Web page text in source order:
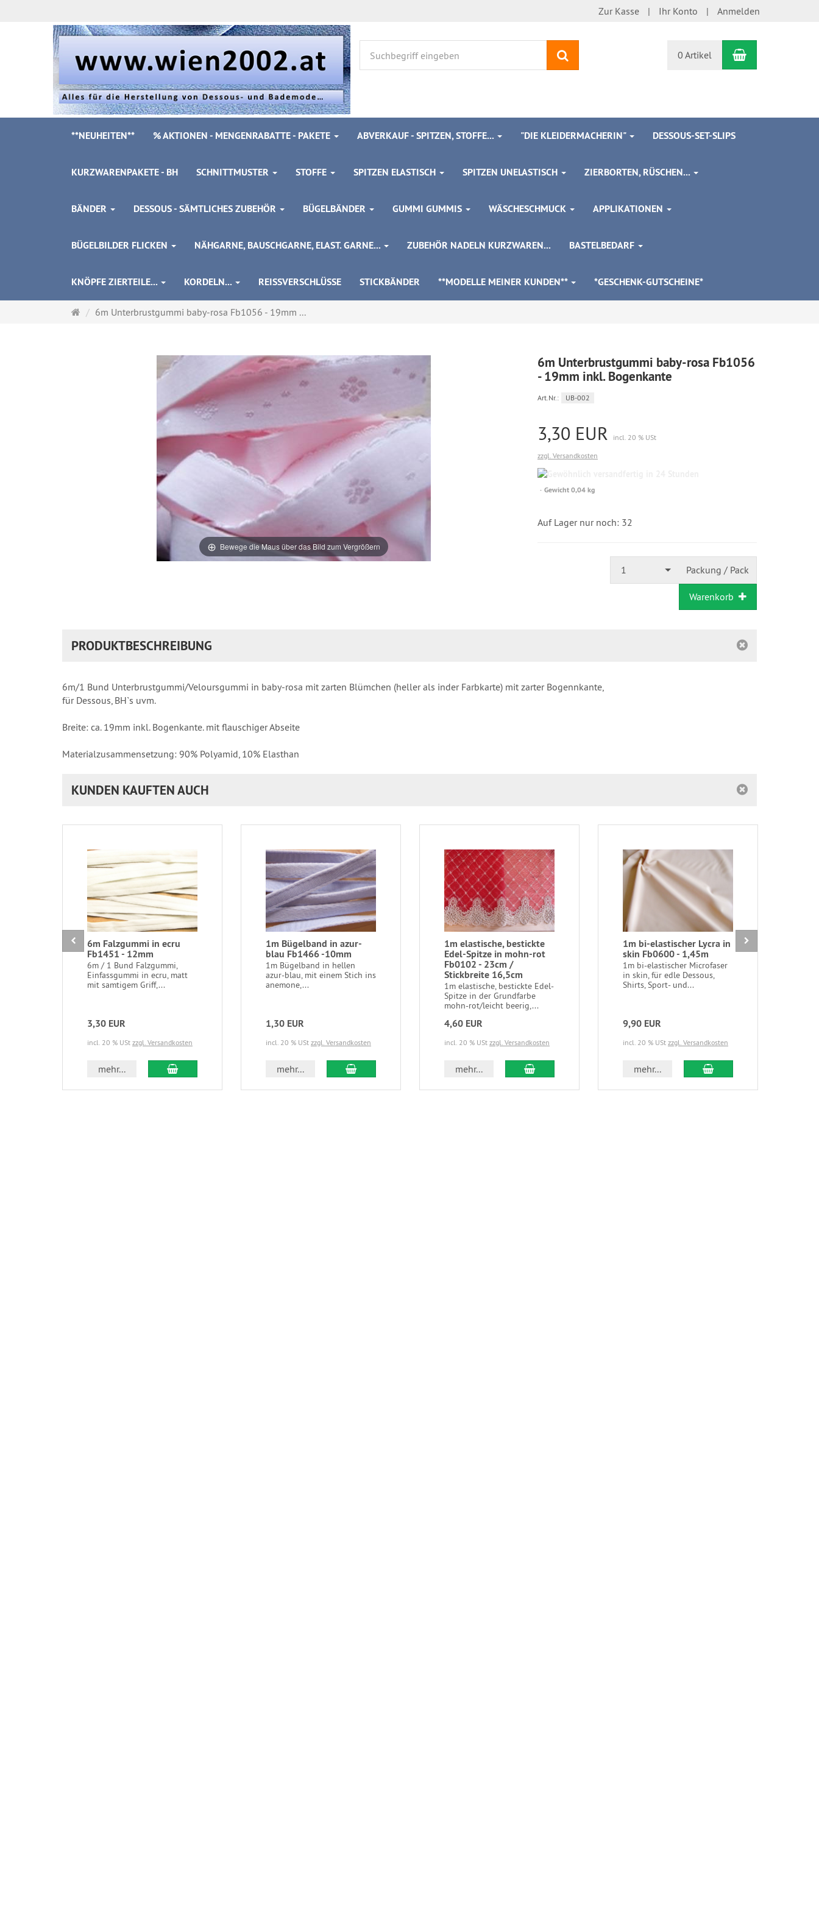
Zur Kasse Ihr Konto Anmelden
0 Artikel Warenkorb
**NEUHEITEN** % AKTIONEN - MENGENRABATTE - PAKETE ABVERKAUF - SPITZEN, STOFFE... "DIE KLEIDERMACHERIN" DESSOUS-SET-SLIPS
KURZWARENPAKETE - BH SCHNITTMUSTER STOFFE SPITZEN ELASTISCH SPITZEN UNELASTISCH ZIERBORTEN, RÜSCHEN...
BÄNDER DESSOUS - SÄMTLICHES ZUBEHÖR BÜGELBÄNDER GUMMI GUMMIS WÄSCHESCHMUCK APPLIKATIONEN
BÜGELBILDER FLICKEN NÄHGARNE, BAUSCHGARNE, ELAST. GARNE... ZUBEHÖR NADELN KURZWAREN... BASTELBEDARF
KNÖPFE ZIERTEILE... KORDELN... REISSVERSCHLÜSSE STICKBÄNDER **MODELLE MEINER KUNDEN** *GESCHENK-GUTSCHEINE*
Startseite
6m Unterbrustgummi baby-rosa Fb1056 - 19mm ...
Bewege die Maus über das Bild zum Vergrößern
6m Unterbrustgummi baby-rosa Fb1056
- 19mm inkl. Bogenkante
Art.Nr.: UB-002
3,30 EUR
incl. 20 % USt
zzgl. Versandkosten
Gewicht 0,04 kg
Auf Lager nur noch: 32
1 Packung / Pack
Warenkorb
PRODUKTBESCHREIBUNG
6m/1 Bund Unterbrustgummi/Veloursgummi in baby-rosa mit zarten Blümchen (heller als inder Farbkarte) mit zarter Bogennkante,
für Dessous, BH`s uvm.
Breite: ca. 19mm inkl. Bogenkante. mit flauschiger Abseite
Materialzusammensetzung: 90% Polyamid, 10% Elasthan
KUNDEN KAUFTEN AUCH
6m Falzgummi in ecru
Fb1451 - 12mm
6m / 1 Bund Falzgummi,
Einfassgummi in ecru, matt
mit samtigem Griff,...
3,30 EUR
incl. 20 % USt zzgl. Versandkosten
mehr... In den Warenkorb
1m Bügelband in azur-
blau Fb1466 -10mm
1m Bügelband in hellen
azur-blau, mit einem Stich ins
anemone,...
1,30 EUR
incl. 20 % USt zzgl. Versandkosten
mehr... In den Warenkorb
1m elastische, bestickte
Edel-Spitze in mohn-rot
Fb0102 - 23cm /
Stickbreite 16,5cm
1m elastische, bestickte Edel-
Spitze in der Grundfarbe
mohn-rot/leicht beerig,...
4,60 EUR
incl. 20 % USt zzgl. Versandkosten
mehr... In den Warenkorb
1m bi-elastischer Lycra in
skin Fb0600 - 1,45m
1m bi-elastischer Microfaser
in skin, für edle Dessous,
Shirts, Sport- und...
9,90 EUR
incl. 20 % USt zzgl. Versandkosten
mehr... In den Warenkorb